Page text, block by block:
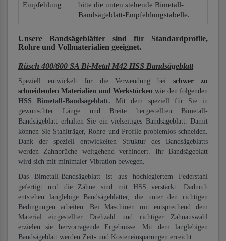
Empfehlung
bitte die unten stehende Bimetall-
Bandsägeblatt-Empfehlungstabelle.
Unsere Bandsägeblätter sind für Standardprofile,
Rohre und Vollmaterialien geeignet.
Rüsch 400/600 SA Bi-Metal M42 HSS Bandsägeblatt
Speziell entwickelt für die Verwendung beischwer zu
schneidenden Materialien und Werkstücken wie den folgenden
HSS Bimetall-Bandsägeblatt. Mit dem speziell für Sie in
gewünschter Länge und Breite hergestellten Bimetall-
Bandsägeblatt erhalten Sie ein vielseitiges Bandsägeblatt. Damit
können Sie Stahlträger, Rohre und Profile problemlos schneiden.
Dank der speziell entwickelten Struktur des Bandsägeblatts
werden Zahnbrüche weitgehend verhindert. Ihr Bandsägeblatt
wird sich mit minimaler Vibration bewegen.
Das Bimetall-Bandsägeblatt ist aus hochlegiertem Federstahl
gefertigt und die Zähne sind mit HSS verstärkt. Dadurch
entstehen langlebige Bandsägeblätter, die unter den richtigen
Bedingungen arbeiten. Bei Maschinen mit entsprechend dem
Material eingestellter Drehzahl und richtiger Zahnauswahl
erzielen sie hervorragende Ergebnisse. Mit dem langlebigen
Bandsägeblatt werden Zeit- und Kosteneinsparungen erreicht.